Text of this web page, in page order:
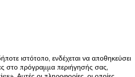
ιστότοπο, ενδέχεται να αποθηκεύσει
στο πρόγραμμα περιήγησής σας,